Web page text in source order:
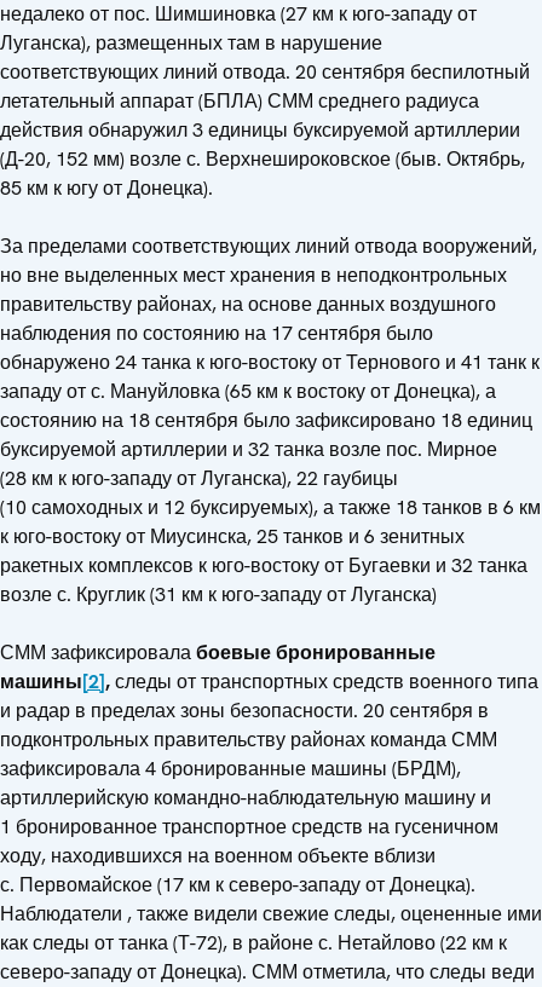
недалеко от пос. Шимшиновка (27 км к юго-западу от
Луганска), размещенных там в нарушение
соответствующих линий отвода. 20 сентября беспилотный
летательный аппарат (БПЛА) СММ среднего радиуса
действия обнаружил 3 единицы буксируемой артиллерии
(Д-20, 152 мм) возле с. Верхнешироковское (быв. Октябрь,
85 км к югу от Донецка).
За пределами соответствующих линий отвода вооружений,
но вне выделенных мест хранения в неподконтрольных
правительству районах, на основе данных воздушного
наблюдения по состоянию на 17 сентября было
обнаружено 24 танка к юго-востоку от Тернового и 41 танк к
западу от с. Мануйловка (65 км к востоку от Донецка), а
состоянию на 18 сентября было зафиксировано 18 единиц
буксируемой артиллерии и 32 танка возле пос. Мирное
(28 км к юго-западу от Луганска), 22 гаубицы
(10 самоходных и 12 буксируемых), а также 18 танков в 6 км
к юго-востоку от Миусинска, 25 танков и 6 зенитных
ракетных комплексов к юго-востоку от Бугаевки и 32 танка
возле с. Круглик (31 км к юго-западу от Луганска)
СММ зафиксировалабоевые бронированные
машины[2],следы от транспортных средств военного типа
и радар в пределах зоны безопасности. 20 сентября в
подконтрольных правительству районах команда СММ
зафиксировала 4 бронированные машины (БРДМ),
артиллерийскую командно-наблюдательную машину и
1 бронированное транспортное средств на гусеничном
ходу, находившихся на военном объекте вблизи
с. Первомайское (17 км к северо-западу от Донецка).
Наблюдатели , также видели свежие следы, оцененные ими
как следы от танка (Т-72), в районе с. Нетайлово (22 км к
северо-западу от Донецка). СММ отметила, что следы веди